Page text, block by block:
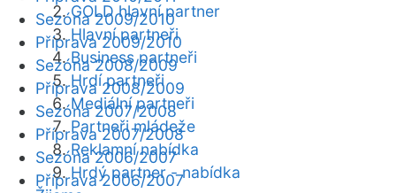
GOLD hlavní partner
Hlavní partneři
Business partneři
Hrdí partneři
Mediální partneři
Partneři mládeže
Reklamní nabídka
Hrdý partner - nabídka
Sezóna 2009/2010
Příprava 2009/2010
Sezóna 2008/2009
Příprava 2008/2009
Sezóna 2007/2008
Příprava 2007/2008
Sezóna 2006/2007
Příprava 2006/2007